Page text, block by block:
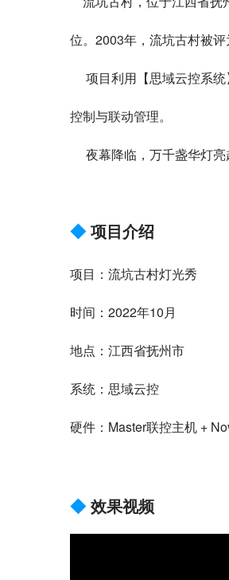
位。2003年，流坑古村被评
项目利用【思域云控系统
控制与联动管理。
夜幕降临，万千盏华灯亮
◆项目介绍
项目：流坑古村灯光秀
时间：2022年10月
地点：江西省抚州市
系统：思域云控
硬件：Master联控主机 +
◆效果视频